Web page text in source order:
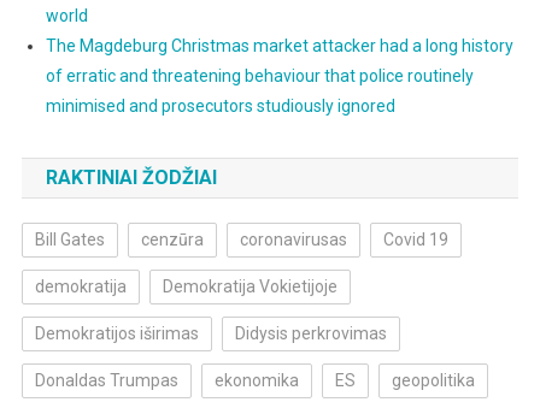
world
The Magdeburg Christmas market attacker had a long history
of erratic and threatening behaviour that police routinely
minimised and prosecutors studiously ignored
RAKTINIAI ŽODŽIAI
Bill Gates cenzūra coronavirusas Covid 19
demokratija Demokratija Vokietijoje
Demokratijos iširimas Didysis perkrovimas
Donaldas Trumpas ekonomika ES geopolitika